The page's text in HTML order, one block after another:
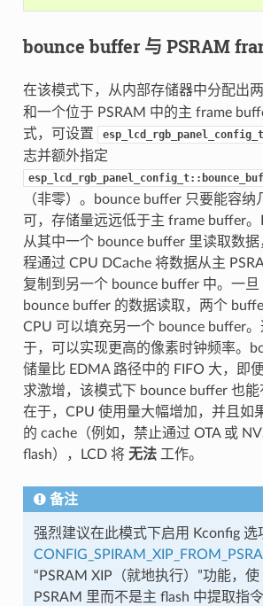
bounce buffer 与 PSRAM
在该模式下，从内部存储器中分配出
和一个位于 PSRAM 中的主 frame
式，可设置
志并额外指定
（非零）。bounce buffer 只要能容纳
可，存储量远远低于主 frame buffer
从其中一个 bounce buffer 里读取数据
程通过 CPU DCache 将数据从主
复制到另一个 bounce buffer 中。一旦
bounce buffer 的数据读取，两个
CPU 可以填充另一个 bounce buffer
于，可以实现更高的像素时钟频率。
储量比 EDMA 路径中的 FIFO 大，即
求激增，该模式下 bounce buffer 也
在于，CPU 使用量大幅增加，并且如
的 cache（例如，禁止通过 OTA 或
flash），LCD 将 无法工作。
备注
强烈建议在此模式下启用 Kconfig 选
“PSRAM XIP（就地执行）”功能，使
PSRAM 里而不是主 flash 中提取指